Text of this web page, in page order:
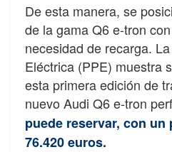
De esta manera, se
de la gama Q6 e-tron
necesidad de recarga.
Eléctrica (PPE) muestra
esta primera edición de
nuevo Audi Q6 e-tron
puede reservar, con
76.420 euros.